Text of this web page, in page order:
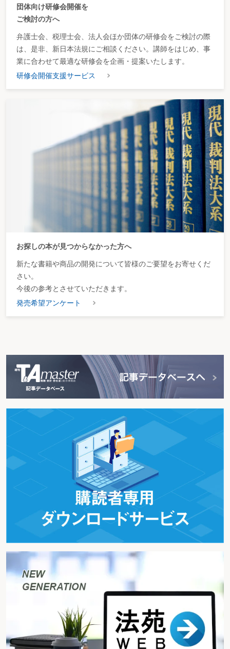
団体向け研修会開催を
ご検討の方へ
弁護士会、税理士会、法人会ほか団体の研修会をご検討の際
は、是非、新日本法規にご相談ください。講師をはじめ、事
業に合わせて最適な研修会を企画・提案いたします。
研修会開催支援サービス
お探しの本が見つからなかった方へ
新たな書籍や商品の開発について皆様のご要望をお寄せくだ
さい。
今後の参考とさせていただきます。
発売希望アンケート